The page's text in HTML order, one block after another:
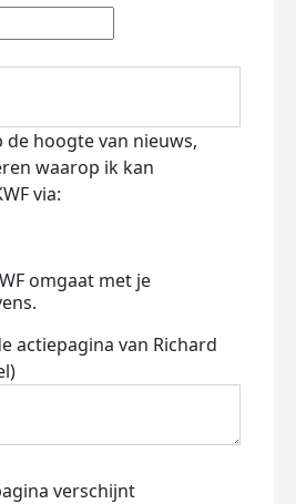
hoogte van nieuws,
waarop ik kan
via:
omgaat met je
actiepagina van Richard
verschijnt